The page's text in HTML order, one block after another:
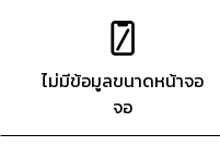
ไม่มีข้อมูลขนาดหน้าจอ
จอ